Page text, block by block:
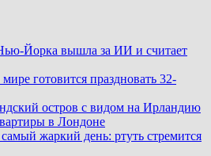
Йорка вышла за ИИ и считает
готовится праздновать 32-
остров с видом на Ирландию
в Лондоне
жаркий день: ртуть стремится